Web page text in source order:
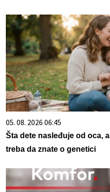
05. 08. 2026 06:45
Šta dete nasleđuje od oca,
treba da znate o genetici